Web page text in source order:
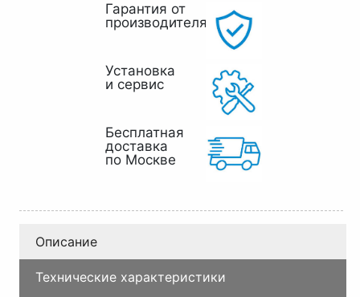
Гарантия от
производителя
Установка
и сервис
Бесплатная
доставка
по Москве
Описание
Технические характеристики